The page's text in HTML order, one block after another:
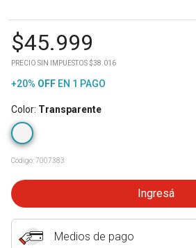
$45.999
PRECIO SIN IMPUESTOS $38.016
+20% OFF EN 1 PAGO
Color: Transparente
Código:7007383
Ingresá
Medios de pago